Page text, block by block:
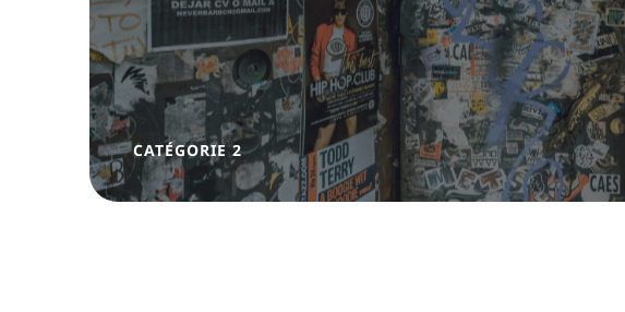
CATÉGORIE 2